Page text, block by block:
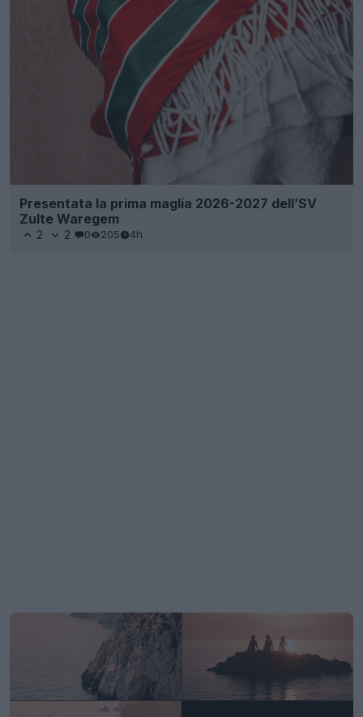
Presentata la prima maglia 2026-2027 dell’SV
Zulte Waregem
2 2 0 205 4h